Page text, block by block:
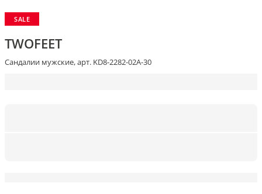
SALE
TWOFEET
Сандалии мужские, арт. KD8-2282-02A-30